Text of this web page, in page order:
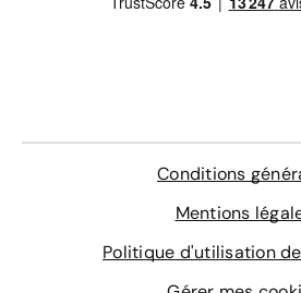
Conditions
Mentions
Politique d'utilisation